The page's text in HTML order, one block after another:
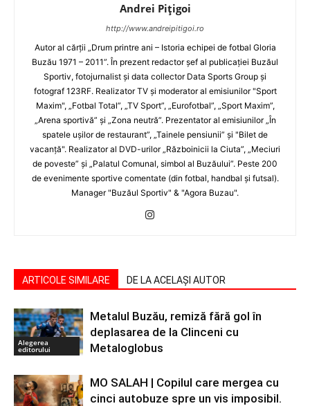
Andrei Pițigoi
http://www.andreipitigoi.ro
Autor al cărţii „Drum printre ani – Istoria echipei de fotbal Gloria
Buzău 1971 – 2011”. În prezent redactor şef al publicaţiei Buzăul
Sportiv, fotojurnalist şi data collector Data Sports Group şi
fotograf 123RF. Realizator TV şi moderator al emisiunilor "Sport
Maxim", „Fotbal Total”, „TV Sport”, „Eurofotbal”, „Sport Maxim”,
„Arena sportivă” şi „Zona neutră”. Prezentator al emisiunilor „În
spatele uşilor de restaurant”, „Tainele pensiunii” şi "Bilet de
vacanţă". Realizator al DVD-urilor „Războinicii la Ciuta”, „Meciuri
de poveste” şi „Palatul Comunal, simbol al Buzăului”. Peste 200
de evenimente sportive comentate (din fotbal, handbal şi futsal).
Manager "Buzăul Sportiv" & "Agora Buzau".
ARTICOLE SIMILARE DE LA ACELAȘI AUTOR
Alegerea
editorului
Metalul Buzău, remiză fără gol în
deplasarea de la Clinceni cu
Metaloglobus
MO SALAH | Copilul care mergea cu
cinci autobuze spre un vis imposibil.